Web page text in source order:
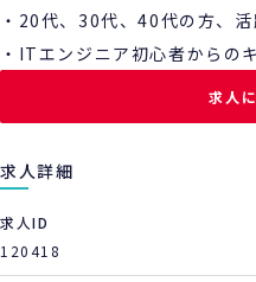
・20代、30代、40代の方、活
・ITエンジニア初心者からの
求人
求人詳細
求人ID
120418